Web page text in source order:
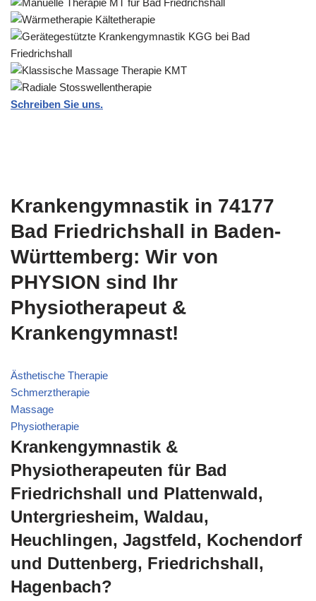
Schreiben Sie uns.
Krankengymnastik in 74177
Bad Friedrichshall in Baden-
Württemberg: Wir von
PHYSION sind Ihr
Physiotherapeut &
Krankengymnast!
Ästhetische Therapie
Schmerztherapie
Massage
Physiotherapie
Krankengymnastik &
Physiotherapeuten für Bad
Friedrichshall und Plattenwald,
Untergriesheim, Waldau,
Heuchlingen, Jagstfeld, Kochendorf
und Duttenberg, Friedrichshall,
Hagenbach?